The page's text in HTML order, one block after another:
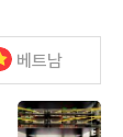
베트남